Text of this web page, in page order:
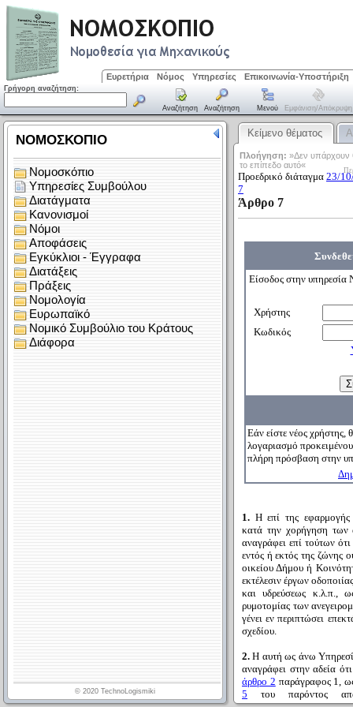
Ευρετήρια Νόμος Υπηρεσίες Επικοινωνία-Υποστήριξη
Γρήγορη αναζήτηση:
Αναζήτηση Αναζήτηση Μενού Εμφάνιση/απόκρυψη
Κείμενο θέματος